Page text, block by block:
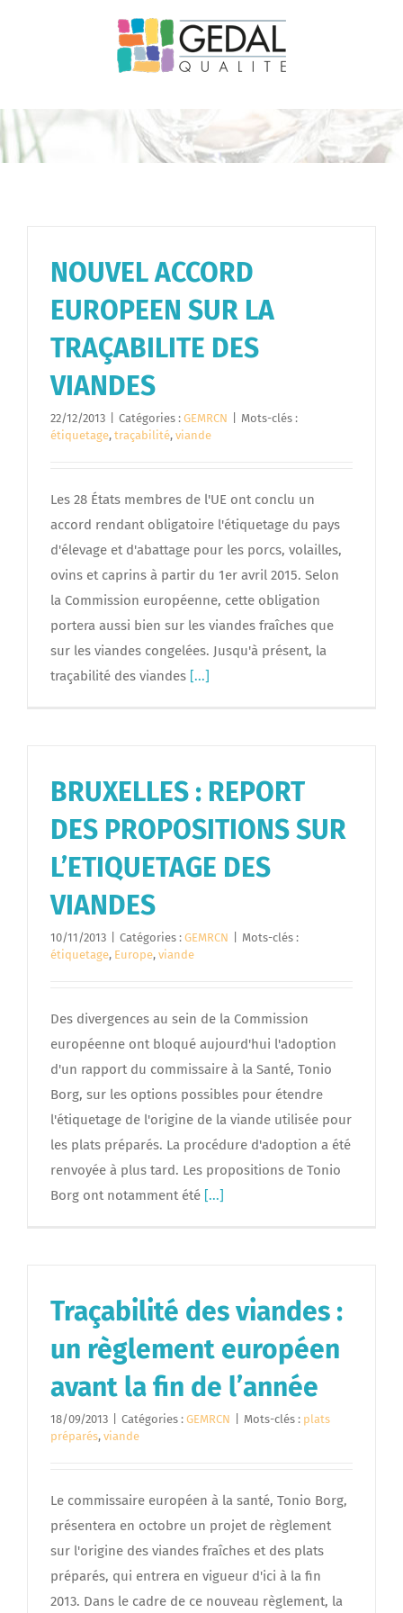
NOUVEL ACCORD
EUROPEEN SUR LA
TRAÇABILITE DES
VIANDES
22/12/2013 Catégories : GEMRCN
Mots-clés :
étiquetage, traçabilité, viande
Les 28 États membres de l'UE ont conclu un
accord rendant obligatoire l'étiquetage du pays
d'élevage et d'abattage pour les porcs, volailles,
ovins et caprins à partir du 1er avril 2015. Selon
la Commission européenne, cette obligation
portera aussi bien sur les viandes fraîches que
sur les viandes congelées. Jusqu'à présent, la
traçabilité des viandes [...]
BRUXELLES : REPORT
DES PROPOSITIONS SUR
L’ETIQUETAGE DES
VIANDES
10/11/2013 Catégories : GEMRCN
Mots-clés :
étiquetage, Europe, viande
Des divergences au sein de la Commission
européenne ont bloqué aujourd'hui l'adoption
d'un rapport du commissaire à la Santé, Tonio
Borg, sur les options possibles pour étendre
l'étiquetage de l'origine de la viande utilisée pour
les plats préparés. La procédure d'adoption a été
renvoyée à plus tard. Les propositions de Tonio
Borg ont notamment été [...]
Traçabilité des viandes :
un règlement européen
avant la fin de l’année
18/09/2013 Catégories : GEMRCN Mots-clés : plats
préparés, viande
Le commissaire européen à la santé, Tonio Borg,
présentera en octobre un projet de règlement
sur l'origine des viandes fraîches et des plats
préparés, qui entrera en vigueur d'ici à la fin
2013. Dans le cadre de ce nouveau règlement, la